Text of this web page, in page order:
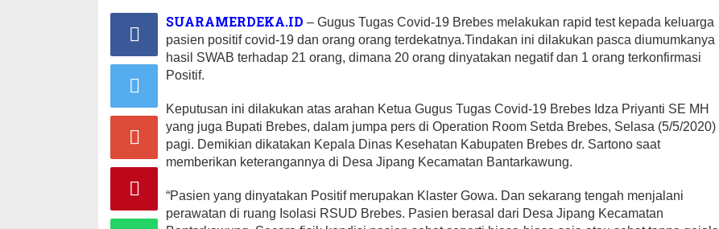
SUARAMERDEKA.ID – Gugus Tugas Covid-19 Brebes melakukan rapid test kepada keluarga
pasien positif covid-19 dan orang orang terdekatnya.Tindakan ini dilakukan pasca diumumkanya
hasil SWAB terhadap 21 orang, dimana 20 orang dinyatakan negatif dan 1 orang terkonfirmasi
Positif.
Keputusan ini dilakukan atas arahan Ketua Gugus Tugas Covid-19 Brebes Idza Priyanti SE MH
yang juga Bupati Brebes, dalam jumpa pers di Operation Room Setda Brebes, Selasa (5/5/2020)
pagi. Demikian dikatakan Kepala Dinas Kesehatan Kabupaten Brebes dr. Sartono saat
memberikan keterangannya di Desa Jipang Kecamatan Bantarkawung.
“Pasien yang dinyatakan Positif merupakan Klaster Gowa. Dan sekarang tengah menjalani
perawatan di ruang Isolasi RSUD Brebes. Pasien berasal dari Desa Jipang Kecamatan